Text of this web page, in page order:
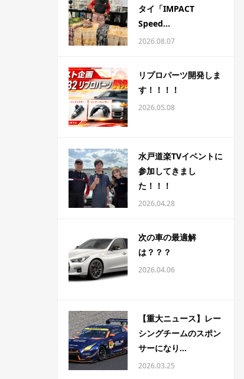
タイ「IMPACT
Speed...
2026.08.07
リプロパーツ開発しま
す！！！！
2026.05.08
水戸道楽TVイベントに
参加してきまし
た！！！
2026.04.28
次の車の最適解
は？？？
2026.04.06
【重大ニュース】レー
シングチームのスポン
サーになり...
2026.03.25